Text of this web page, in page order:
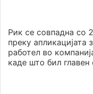
Рик се совпадна со
преку апликацијата
работел во
каде што бил